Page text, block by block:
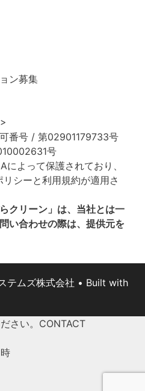
ン募集
番号 / 第02901179733号
号
よって保護されており、
リシーと利用規約が適用さ
クリーン」は、当社とは一
い合わせの際は、提供元を
テムズ株式会社 • Built with
さい。 CONTACT